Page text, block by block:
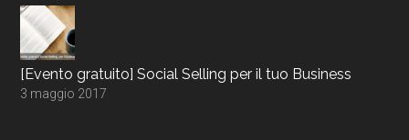
[Evento gratuito] Social Selling per il tuo Business
3 maggio 2017